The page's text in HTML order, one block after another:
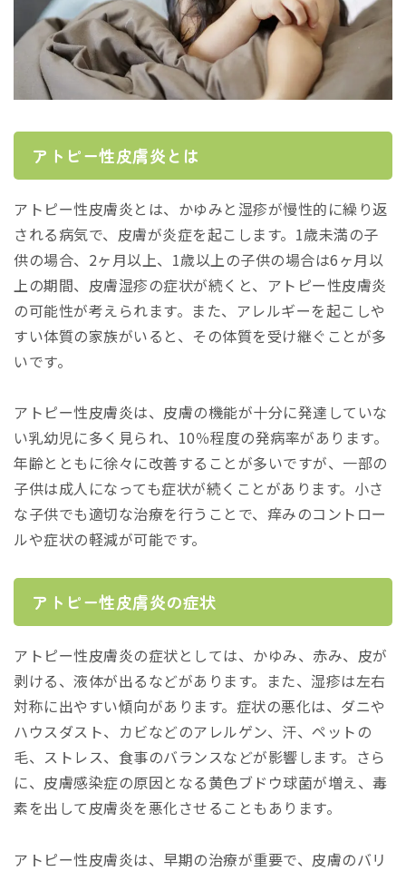
アトピー性皮膚炎とは
アトピー性皮膚炎とは、かゆみと湿疹が慢性的に繰り返
される病気で、皮膚が炎症を起こします。1歳未満の子
供の場合、2ヶ月以上、1歳以上の子供の場合は6ヶ月以
上の期間、皮膚湿疹の症状が続くと、アトピー性皮膚炎
の可能性が考えられます。また、アレルギーを起こしや
すい体質の家族がいると、その体質を受け継ぐことが多
いです。
アトピー性皮膚炎は、皮膚の機能が十分に発達していな
い乳幼児に多く見られ、10％程度の発病率があります。
年齢とともに徐々に改善することが多いですが、一部の
子供は成人になっても症状が続くことがあります。小さ
な子供でも適切な治療を行うことで、痒みのコントロー
ルや症状の軽減が可能です。
アトピー性皮膚炎の症状
アトピー性皮膚炎の症状としては、かゆみ、赤み、皮が
剥ける、液体が出るなどがあります。また、湿疹は左右
対称に出やすい傾向があります。症状の悪化は、ダニや
ハウスダスト、カビなどのアレルゲン、汗、ペットの
毛、ストレス、食事のバランスなどが影響します。さら
に、皮膚感染症の原因となる黄色ブドウ球菌が増え、毒
素を出して皮膚炎を悪化させることもあります。
アトピー性皮膚炎は、早期の治療が重要で、皮膚のバリ